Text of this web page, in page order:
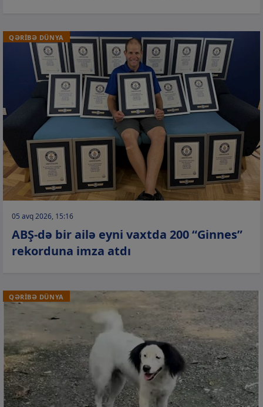
QƏRİBƏ DÜNYA
05 avq 2026, 15:16
ABŞ-də bir ailə eyni vaxtda 200 “Ginnes”
rekorduna imza atdı
QƏRİBƏ DÜNYA